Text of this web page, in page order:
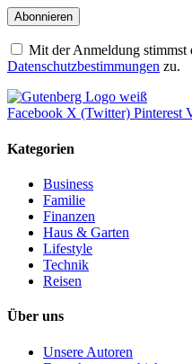
Mit der Anmeldung stimmst
Datenschutzbestimmungen zu.
Facebook X (Twitter) Pinterest
Kategorien
Business
Familie
Finanzen
Haus & Garten
Lifestyle
Technik
Reisen
Über uns
Unsere Autoren